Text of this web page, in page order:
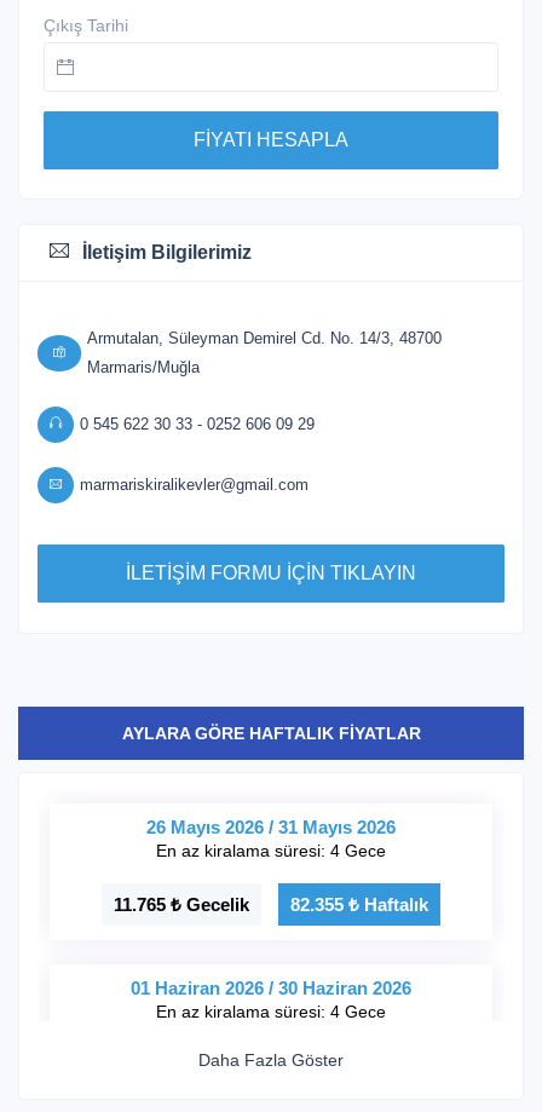
AYLARA GÖRE HAFTALIK FİYATLAR
26 Mayıs 2026 / 31 Mayıs 2026
En az kiralama süresi: 4 Gece
11.765 ₺ Gecelik 82.355 ₺ Haftalık
01 Haziran 2026 / 30 Haziran 2026
En az kiralama süresi: 4 Gece
5.885 ₺ Gecelik 41.195 ₺ Haftalık
Daha Fazla Göster
Çıkış Tarihi
FİYATI HESAPLA
İletişim Bilgilerimiz
Armutalan, Süleyman Demirel Cd. No. 14/3, 48700
Marmaris/Muğla
0 545 622 30 33 - 0252 606 09 29
marmariskiralikevler@gmail.com
İLETİŞİM FORMU İÇİN TIKLAYIN